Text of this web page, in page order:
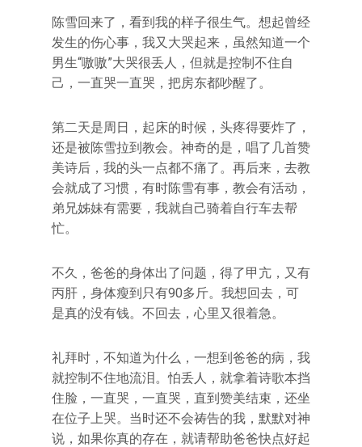
陈雪回来了，看到我的样子很生气。想起曾经
发生的伤心事，我又大哭起来，虽然知道一个
男生“嗷嗷”大哭很丢人，但就是控制不住自
己，一直哭一直哭，把房东都吵醒了。
第二天是周日，起床的时候，头疼得要炸了，
还是被陈雪拉到教会。神奇的是，唱了几首赞
美诗后，我的头一点都不痛了。再后来，去教
会就成了习惯，有时陈雪有事，教会有活动，
弟兄姊妹有需要，我就自己骑着自行车去帮
忙。
不久，爸爸的身体出了问题，得了甲亢，又有
丙肝，身体瘦到只有90多斤。我想回去，可
是真的没有钱。不回去，心里又很着急。
礼拜时，不知道为什么，一想到爸爸的病，我
就控制不住地流泪。怕丢人，就拿着诗歌本挡
住脸，一直哭，一直哭，直到赞美结束，还坐
在位子上哭。当时还不会祷告的我，默默对神
说，如果你真的存在，就请帮助爸爸快点好起